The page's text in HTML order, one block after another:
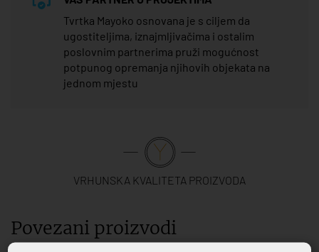
Tvrtka Mayoko osnovana je s ciljem da
ugostiteljima, iznajmljivačima i ostalim
poslovnim partnerima pruži mogućnost
potpunog opremanja njihovih objekata na
jednom mjestu
VRHUNSKA KVALITETA PROIZVODA
Povezani proizvodi